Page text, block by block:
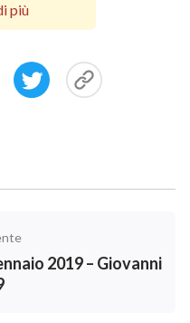
né toccarla, la sua
portare la pace nel
per risolvere il “divario
più
2019 – Giovanni